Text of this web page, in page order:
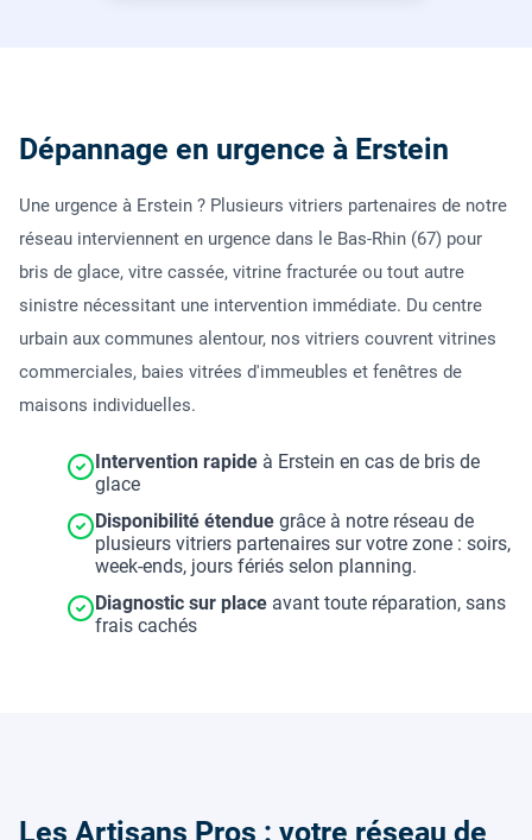
Dépannage en urgence à Erstein
Une urgence à Erstein ? Plusieurs vitriers partenaires de notre
réseau interviennent en urgence dans le Bas-Rhin (67) pour
bris de glace, vitre cassée, vitrine fracturée ou tout autre
sinistre nécessitant une intervention immédiate. Du centre
urbain aux communes alentour, nos vitriers couvrent vitrines
commerciales, baies vitrées d'immeubles et fenêtres de
maisons individuelles.
Intervention rapide à Erstein en cas de bris de
glace
Disponibilité étendue grâce à notre réseau de
plusieurs vitriers partenaires sur votre zone : soirs,
week-ends, jours fériés selon planning.
Diagnostic sur place avant toute réparation, sans
frais cachés
Les Artisans Pros : votre réseau de